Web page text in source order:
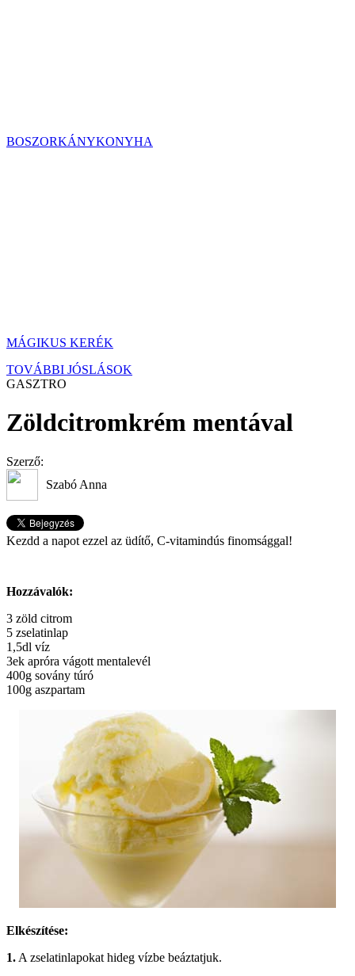
BOSZORKÁNYKONYHA
MÁGIKUS KERÉK
TOVÁBBI JÓSLÁSOK
GASZTRO
Zöldcitromkrém mentával
Szerző:
Szabó Anna
Kezdd a napot ezzel az üdítő, C-vitamindús finomsággal!
Hozzávalók:
3 zöld citrom
5 zselatinlap
1,5dl víz
3ek apróra vágott mentalevél
400g sovány túró
100g aszpartam
Elkészítése:
1. A zselatinlapokat hideg vízbe beáztatjuk.